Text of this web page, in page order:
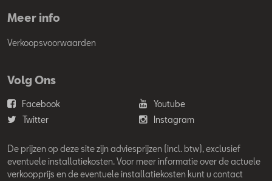
Meer info
Verkoopsvoorwaarden
Volg Ons
Facebook
Youtube
Twitter
Instagram
De prijzen op deze site zijn adviesprijzen (incl. btw), exclusief
eventuele installatiekosten. Voor meer informatie over de actuele
verkoopprijs en de eventuele installatiekosten kunt u contact